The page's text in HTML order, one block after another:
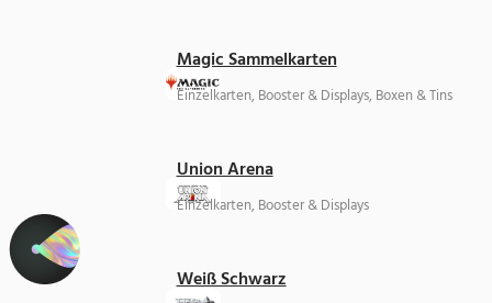
Magic Sammelkarten
Einzelkarten, Booster & Displays, Boxen & Tins
Union Arena
Einzelkarten, Booster & Displays
Weiß Schwarz